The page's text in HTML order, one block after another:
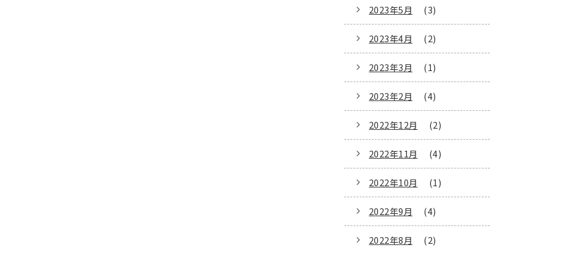
2023年5月 (3)
2023年4月 (2)
2023年3月 (1)
2023年2月 (4)
2022年12月 (2)
2022年11月 (4)
2022年10月 (1)
2022年9月 (4)
2022年8月 (2)